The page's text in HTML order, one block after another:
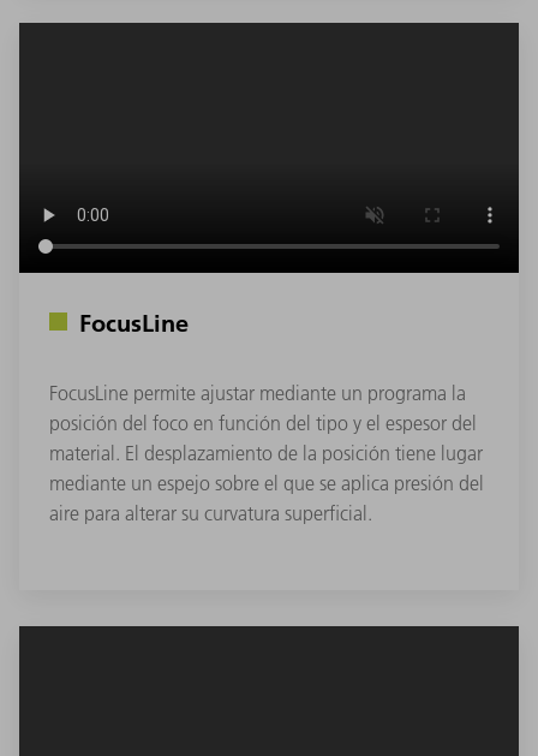
FocusLine
FocusLine permite ajustar mediante un programa la
posición del foco en función del tipo y el espesor del
material. El desplazamiento de la posición tiene lugar
mediante un espejo sobre el que se aplica presión del
aire para alterar su curvatura superficial.